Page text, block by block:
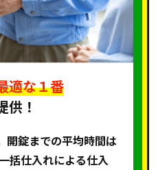
適な１番
供！
開錠までの平均時間は
括仕入れによる仕入